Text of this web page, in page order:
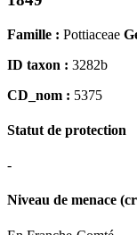
Famille : Pottiaceae
ID taxon : 3282b
CD_nom : 5375
Statut de protection
-
Niveau de menace